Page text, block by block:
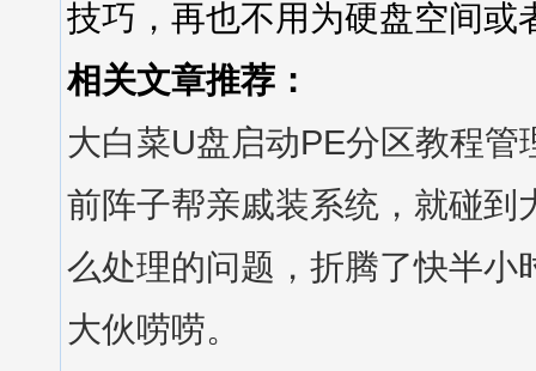
技巧，再也不用为硬盘空间或
相关文章推荐：
大白菜U盘启动PE分区教程管
前阵子帮亲戚装系统，就碰到
么处理的问题，折腾了快半小
大伙唠唠。